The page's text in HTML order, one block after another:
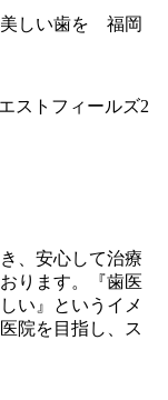
美しい歯を 福岡
ストフィールズ2
、安心して治療
ります。『歯医
い』というイメ
院を目指し、ス